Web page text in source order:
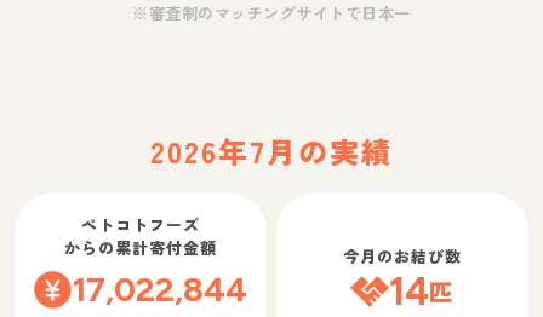
※審査制のマッチングサイトで日本一
2026年7月の実績
ペトコトフーズ
からの累計寄付金額
17,022,844
今月のお結び数
14匹